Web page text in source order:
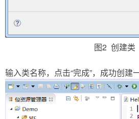
图2 创建类
输入类名称，点击“完成”，成功创建